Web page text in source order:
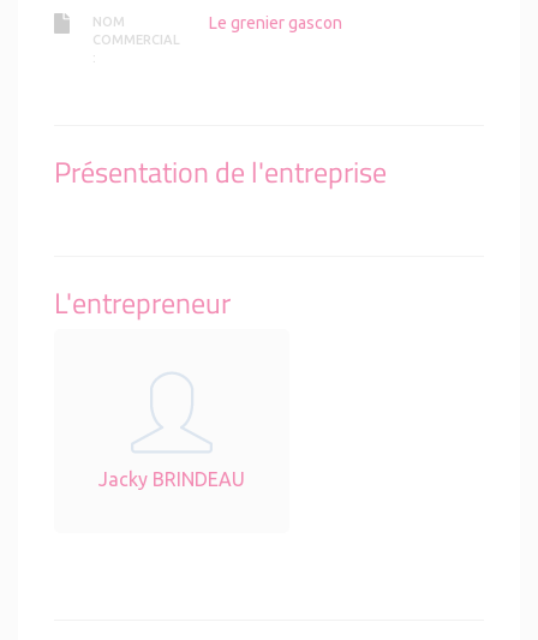
NOM
COMMERCIAL
:
Le grenier gascon
Présentation de l'entreprise
L'entrepreneur
Jacky BRINDEAU